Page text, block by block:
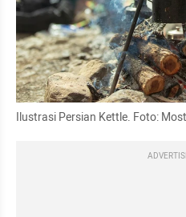
Ilustrasi Persian Kettle. Foto: